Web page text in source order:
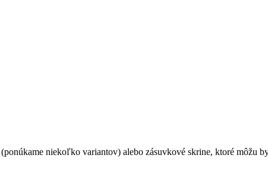
niekoľko variantov) alebo zásuvkové skrine, ktoré môžu